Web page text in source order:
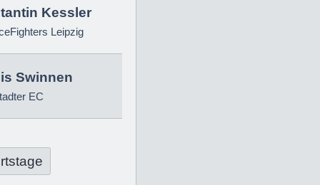
Kessler
Leipzig
Swinnen
EC